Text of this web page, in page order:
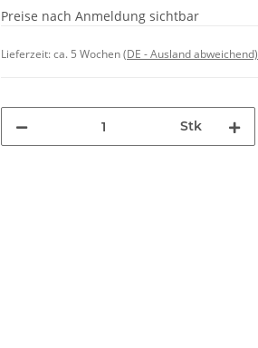
Preise nach Anmeldung sichtbar
Lieferzeit:ca. 5 Wochen(DE - Ausland abweichend)
Stk